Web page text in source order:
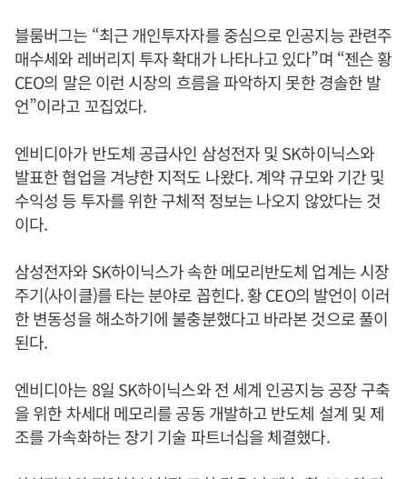
블룸버그는 “최근 개인투자자를 중심으로 인공지능 관련주
매수세와 레버리지 투자 확대가 나타나고 있다”며 “젠슨 황
CEO의 말은 이런 시장의 흐름을 파악하지 못한 경솔한 발
언”이라고 꼬집었다.
엔비디아가 반도체 공급사인 삼성전자 및 SK하이닉스와
발표한 협업을 겨냥한 지적도 나왔다. 계약 규모와 기간 및
수익성 등 투자를 위한 구체적 정보는 나오지 않았다는 것
이다.
삼성전자와 SK하이닉스가 속한 메모리반도체 업계는 시장
주기(사이클)를 타는 분야로 꼽힌다. 황 CEO의 발언이 이러
한 변동성을 해소하기에 불충분했다고 바라본 것으로 풀이
된다.
엔비디아는 8일 SK하이닉스와 전 세계 인공지능 공장 구축
을 위한 차세대 메모리를 공동 개발하고 반도체 설계 및 제
조를 가속화하는 장기 기술 파트너십을 체결했다.